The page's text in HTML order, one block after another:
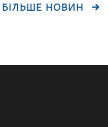
БІЛЬШЕ НОВИН